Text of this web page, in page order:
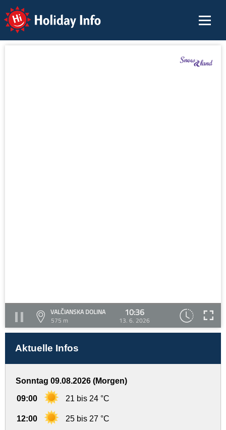
Holiday Info
VALČIANSKA DOLINA
575 m
10:36
13. 6. 2026
Aktuelle Infos
Sonntag 09.08.2026 (Morgen)
09:00 21 bis 24 °C
12:00 25 bis 27 °C